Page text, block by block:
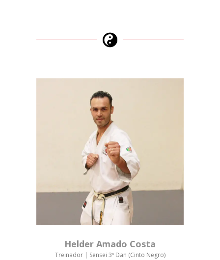
Helder Amado Costa
Treinador | Sensei 3º Dan (Cinto Negro)